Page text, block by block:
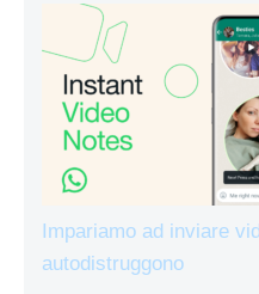
Impariamo ad inviare
autodistruggono